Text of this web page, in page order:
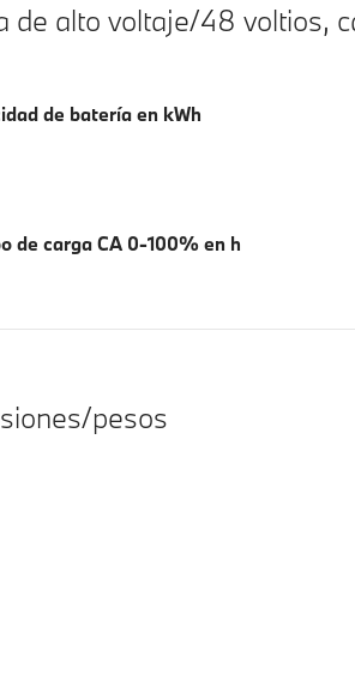
de alto voltaje/48 voltios,
de batería en kWh
de carga CA 0-100% en h
pesos